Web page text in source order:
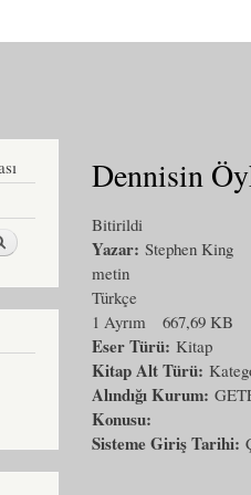
Dennisin
Bitirildi
Yazar: Stephen King
metin
Türkçe
1 Ayrım
667,69 KB
Eser Türü: Kitap
Kitap Alt Türü:
Alındığı Kurum:
Konusu:
Sisteme Giriş Tarihi: